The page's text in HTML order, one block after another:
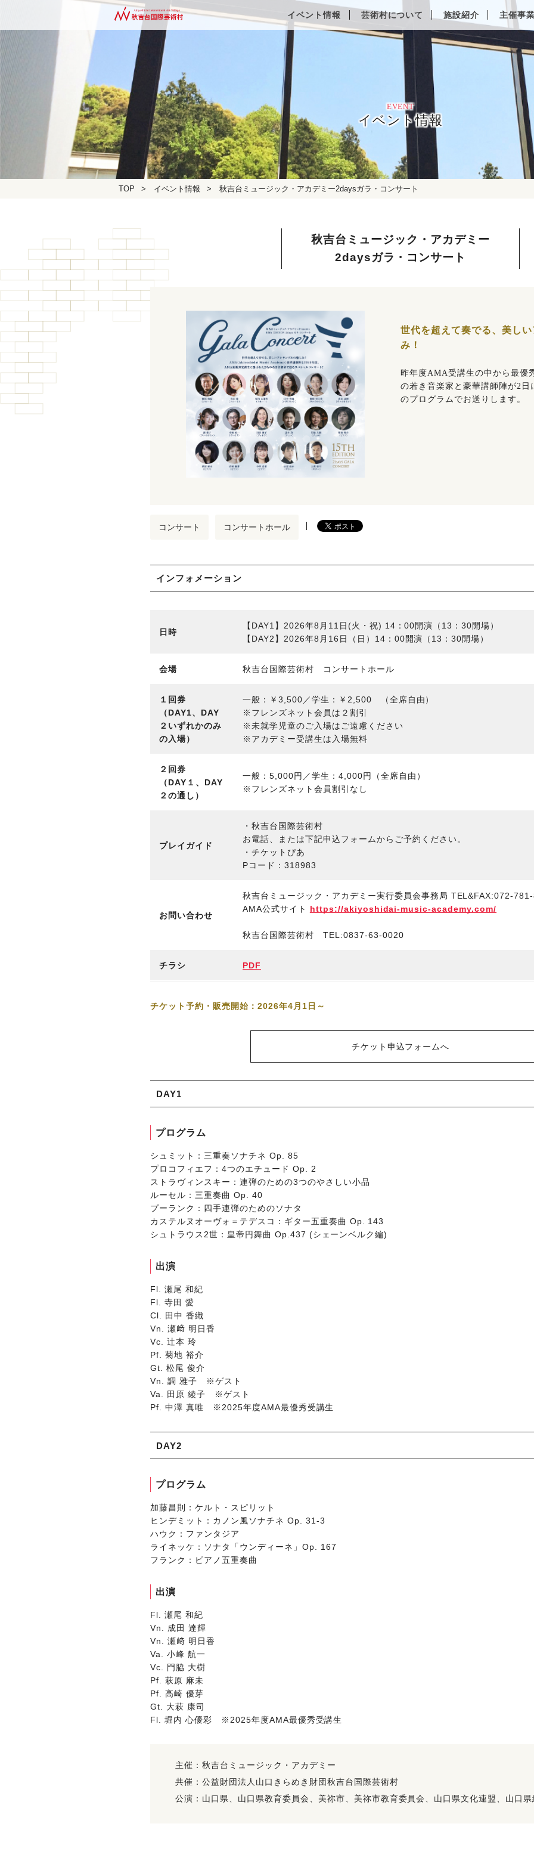
イベント情報 芸術村について 施設紹介 主催事
EVENT
イベント情報
TOP > イベント情報 > 秋吉台ミュージック・アカデミー2daysガラ・コンサート
秋吉台ミュージック・アカデミー
2daysガラ・コンサート
世代を超えて奏でる、美し
み！
昨年度AMA受講生の中から最優
の若き音楽家と豪華講師陣が2日
のプログラムでお送りします。
コンサート コンサートホール
インフォメーション
日時
【DAY1】2026年8月11日(火・祝) 14：00開演（13：30開場）
【DAY2】2026年8月16日（日）14：00開演（13：30開場）
会場 秋吉台国際芸術村 コンサートホール
１回券
（DAY1、DAY
２いずれかのみ
の入場）
一般：￥3,500／学生：￥2,500 （全席自由）
※フレンズネット会員は２割引
※未就学児童のご入場はご遠慮ください
※アカデミー受講生は入場無料
２回券
（DAY１、DAY
２の通し）
一般：5,000円／学生：4,000円（全席自由）
※フレンズネット会員割引なし
プレイガイド
・秋吉台国際芸術村
お電話、または下記申込フォームからご予約ください。
・チケットぴあ
Pコード：318983
お問い合わせ
秋吉台ミュージック・アカデミー実行委員会事務局 TEL&FAX:072-
AMA公式サイト https://akiyoshidai-music-academy.com/
秋吉台国際芸術村 TEL:0837-63-0020
チラシ PDF
チケット予約・販売開始：2026年4月1日～
チケット申込フォームへ
DAY1
プログラム
シュミット：三重奏ソナチネ Op. 85
プロコフィエフ：4つのエチュード Op. 2
ストラヴィンスキー：連弾のための3つのやさしい小品
ルーセル：三重奏曲 Op. 40
プーランク：四手連弾のためのソナタ
カステルヌオーヴォ＝テデスコ：ギター五重奏曲 Op. 143
シュトラウス2世：皇帝円舞曲 Op.437 (シェーンベルク編)
出演
Fl. 瀬尾 和紀
Fl. 寺田 愛
Cl. 田中 香織
Vn. 瀬﨑 明日香
Vc. 辻本 玲
Pf. 菊地 裕介
Gt. 松尾 俊介
Vn. 調 雅子 ※ゲスト
Va. 田原 綾子 ※ゲスト
Pf. 中澤 真唯 ※2025年度AMA最優秀受講生
DAY2
プログラム
加藤昌則：ケルト・スピリット
ヒンデミット：カノン風ソナチネ Op. 31-3
ハウク：ファンタジア
ライネッケ：ソナタ「ウンディーネ」Op. 167
フランク：ピアノ五重奏曲
出演
Fl. 瀬尾 和紀
Vn. 成田 達輝
Vn. 瀬﨑 明日香
Va. 小峰 航一
Vc. 門脇 大樹
Pf. 萩原 麻未
Pf. 高崎 優芽
Gt. 大萩 康司
Fl. 堀内 心優彩 ※2025年度AMA最優秀受講生
主催：秋吉台ミュージック・アカデミー
共催：公益財団法人山口きらめき財団秋吉台国際芸術村
公演：山口県、山口県教育委員会、美祢市、美祢市教育委員会、山口県文化連盟、山口